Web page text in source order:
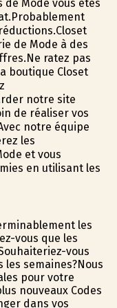
de Mode vous êtes
de Mode à des
ratez pas
boutique Closet
notre site
de réaliser vos
notre équipe
les
et vous
en utilisant les
les
vous que les
vous
semaines?Nous
pour votre
nouveaux Codes
dans vos